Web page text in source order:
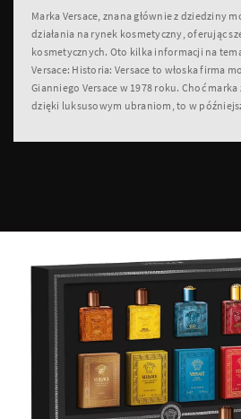
Marka Versace, znana głównie z dziedziny
działania na rynek kosmetyczny, oferując
kosmetycznych. Oto kilka informacji na
Versace: Historia: Versace to włoska firma
Gianniego Versace w 1978 roku. Choć marka
dzięki luksusowym ubraniom, to w